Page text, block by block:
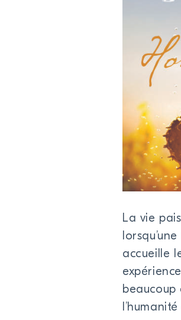
La vie
accueille
beaucoup